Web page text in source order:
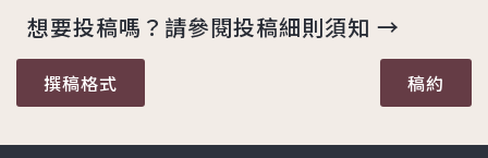
想要投稿嗎？請參閱投稿細則須知 →
撰稿格式 稿約